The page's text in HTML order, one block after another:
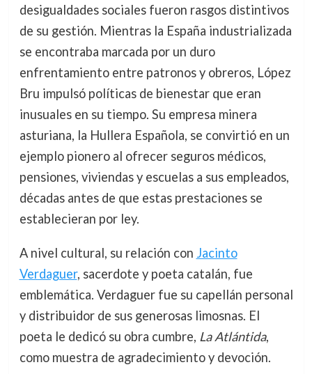
desigualdades sociales fueron rasgos distintivos
de su gestión. Mientras la España industrializada
se encontraba marcada por un duro
enfrentamiento entre patronos y obreros, López
Bru impulsó políticas de bienestar que eran
inusuales en su tiempo. Su empresa minera
asturiana, la Hullera Española, se convirtió en un
ejemplo pionero al ofrecer seguros médicos,
pensiones, viviendas y escuelas a sus empleados,
décadas antes de que estas prestaciones se
establecieran por ley.
A nivel cultural, su relación con Jacinto
Verdaguer, sacerdote y poeta catalán, fue
emblemática. Verdaguer fue su capellán personal
y distribuidor de sus generosas limosnas. El
poeta le dedicó su obra cumbre, La Atlántida,
como muestra de agradecimiento y devoción.